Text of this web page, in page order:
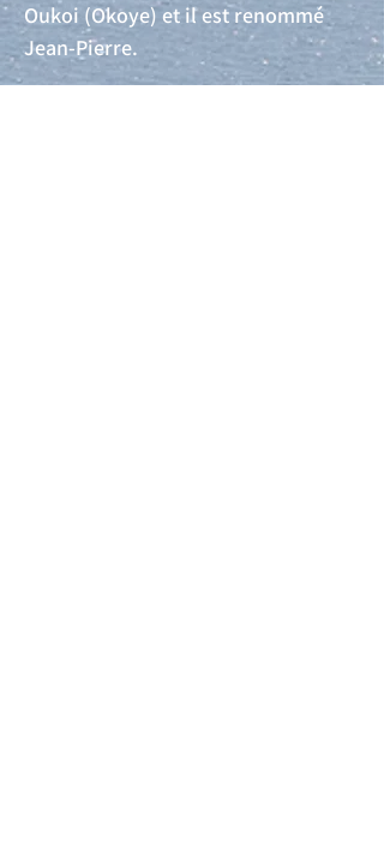
Oukoi (Okoye) et il est renommé
Jean-Pierre.